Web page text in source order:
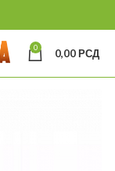
0 0,00РСД